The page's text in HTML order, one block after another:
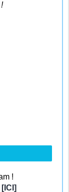
!
[ICI]